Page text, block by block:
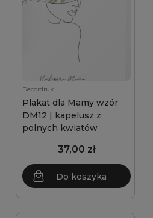
Decordruk
Plakat dla Mamy wzór
DM12 | kapelusz z
polnych kwiatów
37,00 zł
Do koszyka